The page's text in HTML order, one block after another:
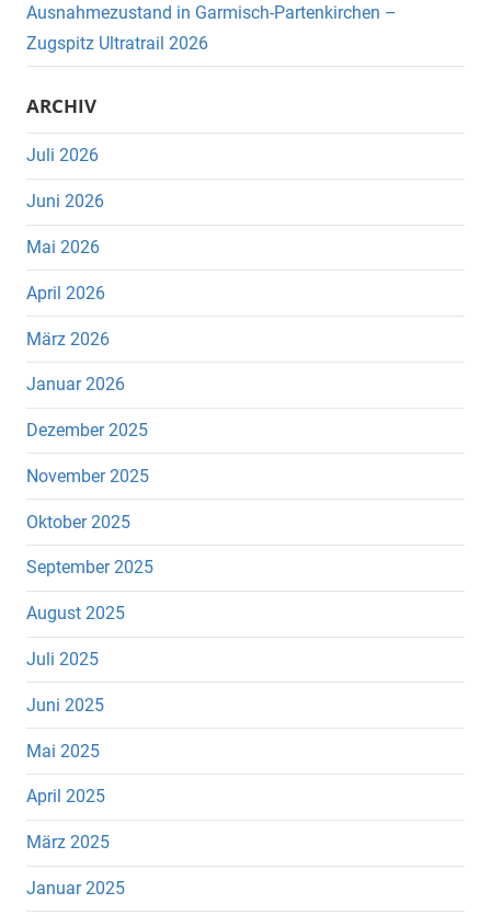
Ausnahmezustand in Garmisch-Partenkirchen –
Zugspitz Ultratrail 2026
ARCHIV
Juli 2026
Juni 2026
Mai 2026
April 2026
März 2026
Januar 2026
Dezember 2025
November 2025
Oktober 2025
September 2025
August 2025
Juli 2025
Juni 2025
Mai 2025
April 2025
März 2025
Januar 2025